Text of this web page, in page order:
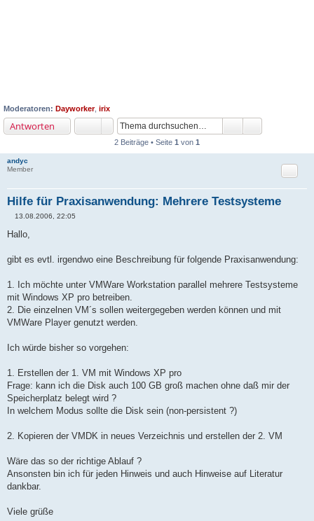
Moderatoren: Dayworker, irix
Antworten
2 Beiträge • Seite 1 von 1
andyc
Member
Hilfe für Praxisanwendung: Mehrere Testsysteme
Zitat
e
i
r
a
13.08.2006, 22:05
Hallo,
gibt es evtl. irgendwo eine Beschreibung für folgende Praxisanwendung:
1. Ich möchte unter VMWare Workstation parallel mehrere Testsysteme
mit Windows XP pro betreiben.
2. Die einzelnen VM´s sollen weitergegeben werden können und mit
VMWare Player genutzt werden.
Ich würde bisher so vorgehen:
1. Erstellen der 1. VM mit Windows XP pro
Frage: kann ich die Disk auch 100 GB groß machen ohne daß mir der
Speicherplatz belegt wird ?
In welchem Modus sollte die Disk sein (non-persistent ?)
2. Kopieren der VMDK in neues Verzeichnis und erstellen der 2. VM
Wäre das so der richtige Ablauf ?
Ansonsten bin ich für jeden Hinweis und auch Hinweise auf Literatur
dankbar.
Viele grüße